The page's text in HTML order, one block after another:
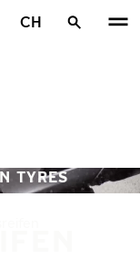
CH
TYRES